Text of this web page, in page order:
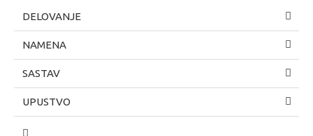
DELOVANJE
NAMENA
SASTAV
UPUSTVO